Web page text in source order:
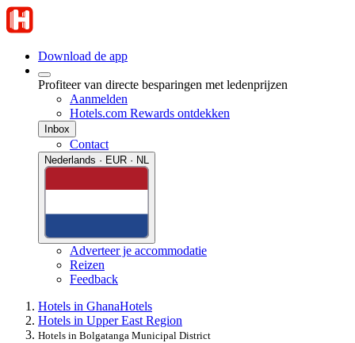
Download de app
Profiteer van directe besparingen met ledenprijzen
Aanmelden
Hotels.com Rewards ontdekken
Inbox
Contact
Nederlands · EUR · NL
Adverteer je accommodatie
Reizen
Feedback
Hotels in GhanaHotels
Hotels in Upper East Region
Hotels in Bolgatanga Municipal District